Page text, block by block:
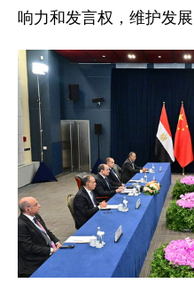
响力和发言权，维护发展